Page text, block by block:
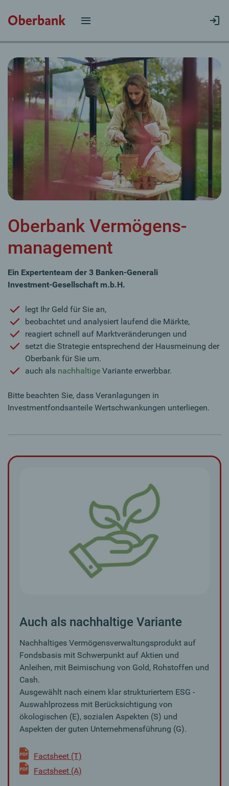
Oberbank Vermögens­­
management
Ein Expertenteam der 3 Banken-Generali
Investment-Gesellschaft m.b.H.
legt Ihr Geld für Sie an,
beobachtet und analysiert laufend die Märkte,
reagiert schnell auf Marktveränderungen und
setzt die Strategie entsprechend der Hausmeinung der
Oberbank für Sie um.
auch als nachhaltige Variante erwerbbar.​​​​​
Bitte beachten Sie, dass Veranlagungen in
Investmentfondsanteile Wertschwankungen unterliegen.
Auch als nachhaltige Variante
Nachhaltiges Vermögensverwaltungsprodukt auf
Fondsbasis mit Schwerpunkt auf Aktien und
Anleihen, mit Beimischung von Gold, Rohstoffen und
Cash.
Ausgewählt nach einem klar strukturiertem ESG -
Auswahlprozess mit Berücksichtigung von
ökologischen (E), sozialen Aspekten (S) und
Aspekten der guten Unternehmensführung (G).
Factsheet (T)
Factsheet (A)